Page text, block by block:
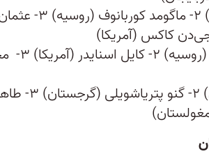
۹۲ کیلوگرم: ۱- کامران قاسم‌پور (ایران) ۲- ماگومد کوربانوف
کاکس (آمریکا)
۹۷ کیلوگرم: ۱- عبدالرشید
۱۲۵ کیلوگرم: ۱- امیرحسین زارع (ایران) ۲- گنو پتریاشویلی